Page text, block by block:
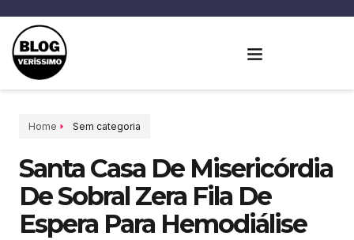
Home Sem categoria
Santa Casa De Misericórdia
De Sobral Zera Fila De
Espera Para Hemodiálise